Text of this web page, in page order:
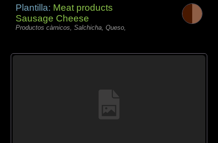
Plantilla: Meat products
Sausage Cheese
Productos càrnicos, Salchicha, Queso,